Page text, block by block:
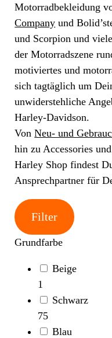
Motorradbekleidung
Company und
und Scorpion und
der Motorradszene
motiviertes und
sich tagtäglich um
unwiderstehliche
Harley-Davidson.
VonNeu- und
hin zu Accessories
Harley Shop findest
Ansprechpartner für
Filter
Grundfarbe
Beige
1
Schwarz
75
Blau